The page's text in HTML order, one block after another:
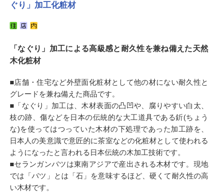
すまいリング 設計士インタビュー
Q＆A
お気に入り
ぐり」加工化粧材
「なぐり」加工による高級感と耐久性を兼ね備えた天然
木化粧材
■店舗・住宅など外壁面化粧材として他の材にない耐久性と
グレードを兼ね備えた商品です。
■「なぐり」加工は、木材表面の凸凹や、腐りやすい白太、
枝の跡、傷などを日本の伝統的な大工道具である釿(ちょう
な)を使ってはつっていた木材の下処理であった加工跡を、
日本人の美意識で意匠的に茶室などの化粧材として使われる
ようになったと言われる日本伝統の木加工技術です。
■セランガンバツは東南アジアで産出される木材です。現地
では「バツ」とは「石」を意味するほど、硬くて耐久性の高
い木材です。